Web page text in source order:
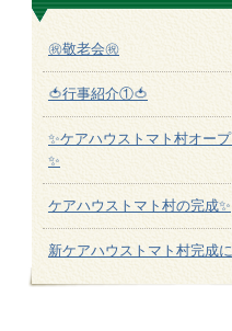
㊗敬老会㊗
🍅行事紹介①🍅
✨ケアハウストマト村オー
✨
ケアハウストマト村の完成✨
新ケアハウストマト村完成